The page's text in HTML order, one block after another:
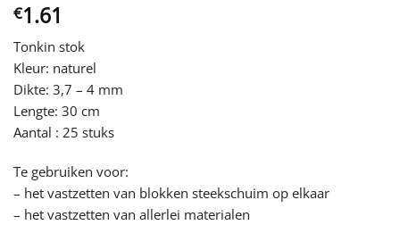
€1.61
Tonkin stok
Kleur: naturel
Dikte: 3,7 – 4 mm
Lengte: 30 cm
Aantal : 25 stuks
Te gebruiken voor:
– het vastzetten van blokken steekschuim op elkaar
– het vastzetten van allerlei materialen